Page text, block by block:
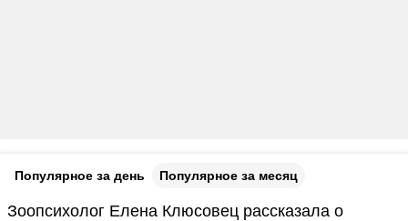
Популярное за день Популярное за месяц
Зоопсихолог Елена Клюсовец рассказала о